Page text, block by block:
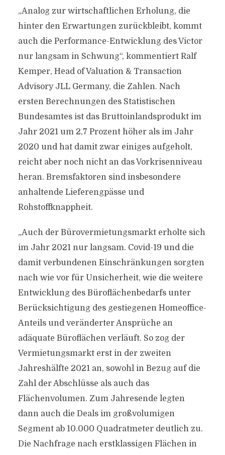
„Analog zur wirtschaftlichen Erholung, die
hinter den Erwartungen zurückbleibt, kommt
auch die Performance-Entwicklung des Victor
nur langsam in Schwung“, kommentiert Ralf
Kemper, Head of Valuation & Transaction
Advisory JLL Germany, die Zahlen. Nach
ersten Berechnungen des Statistischen
Bundesamtes ist das Bruttoinlandsprodukt im
Jahr 2021 um 2,7 Prozent höher als im Jahr
2020 und hat damit zwar einiges aufgeholt,
reicht aber noch nicht an das Vorkrisenniveau
heran. Bremsfaktoren sind insbesondere
anhaltende Lieferengpässe und
Rohstoffknappheit.
„Auch der Bürovermietungsmarkt erholte sich
im Jahr 2021 nur langsam. Covid-19 und die
damit verbundenen Einschränkungen sorgten
nach wie vor für Unsicherheit, wie die weitere
Entwicklung des Büroflächenbedarfs unter
Berücksichtigung des gestiegenen Homeoffice-
Anteils und veränderter Ansprüche an
adäquate Büroflächen verläuft. So zog der
Vermietungsmarkt erst in der zweiten
Jahreshälfte 2021 an, sowohl in Bezug auf die
Zahl der Abschlüsse als auch das
Flächenvolumen. Zum Jahresende legten
dann auch die Deals im großvolumigen
Segment ab 10.000 Quadratmeter deutlich zu.
Die Nachfrage nach erstklassigen Flächen in